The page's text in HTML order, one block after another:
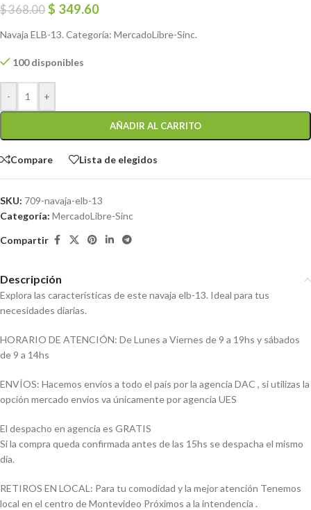
$368.00 $ 349.60
Navaja ELB-13. Categoría: MercadoLibre-Sinc.
100 disponibles
- +
AÑADIR AL CARRITO
Compare Lista de elegidos
SKU: 709-navaja-elb-13
Categoría: MercadoLibre-Sinc
Compartir
Descripción
Explora las características de este navaja elb-13. Ideal para tus
necesidades diarias.
HORARIO DE ATENCIÓN: De Lunes a Viernes de 9 a 19hs y sábados
de 9 a 14hs
ENVÍOS: Hacemos envíos a todo el país por la agencia DAC , si utilizas la
opción mercado envíos va únicamente por agencia UES
El despacho en agencia es GRATIS
Si la compra queda confirmada antes de las 15hs se despacha el mismo
día.
RETIROS EN LOCAL: Para tu comodidad y la mejor atención Tenemos
local en el centro de Montevideo Próximos a la intendencia .